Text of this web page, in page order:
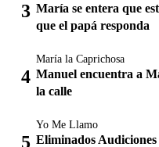
María se entera que
que el papá responda
María la Caprichosa
Manuel encuentra a
la calle
Yo Me Llamo
Eliminados